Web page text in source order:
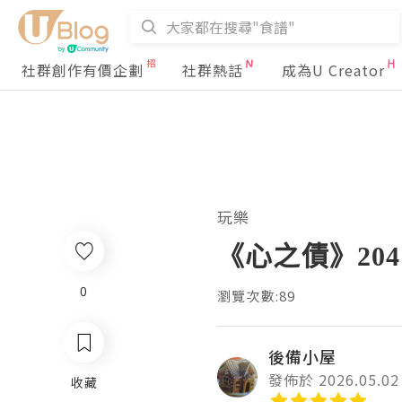
社群創作有價企劃 社群熱話 成為U Creator
玩樂
《心之債》204
瀏覽次數:89
後備小屋
發佈於 2026.05.02
0
收藏